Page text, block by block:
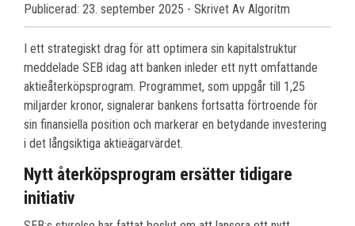
Publicerad: 23. september 2025 - Skrivet Av Algoritm
I ett strategiskt drag för att optimera sin kapitalstruktur
meddelade SEB idag att banken inleder ett nytt omfattande
aktieåterköpsprogram. Programmet, som uppgår till 1,25
miljarder kronor, signalerar bankens fortsatta förtroende för
sin finansiella position och markerar en betydande investering
i det långsiktiga aktieägarvärdet.
Nytt återköpsprogram ersätter tidigare
initiativ